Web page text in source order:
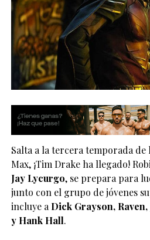
Salta a la tercera temporada de
Max, ¡Tim Drake ha llegado!
Jay Lycurgo, se prepara para
junto con el grupo de jóvenes
incluye a Dick Grayson,
y Hank Hall.